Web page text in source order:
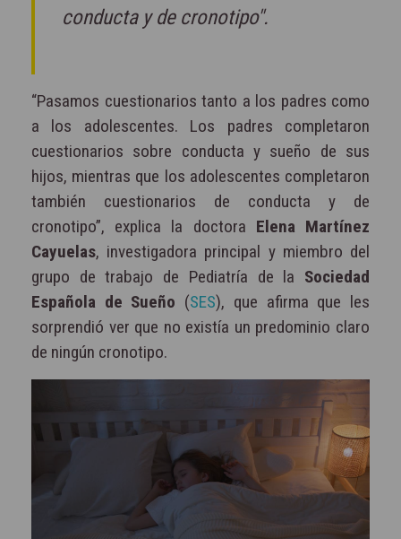
conducta y de cronotipo".
“Pasamos cuestionarios tanto a los padres como
a los adolescentes. Los padres completaron
cuestionarios sobre conducta y sueño de sus
hijos, mientras que los adolescentes completaron
también cuestionarios de conducta y de
cronotipo”, explica la doctora Elena Martínez
Cayuelas, investigadora principal y miembro del
grupo de trabajo de Pediatría de la Sociedad
Española de Sueño (SES), que afirma que les
sorprendió ver que no existía un predominio claro
de ningún cronotipo.